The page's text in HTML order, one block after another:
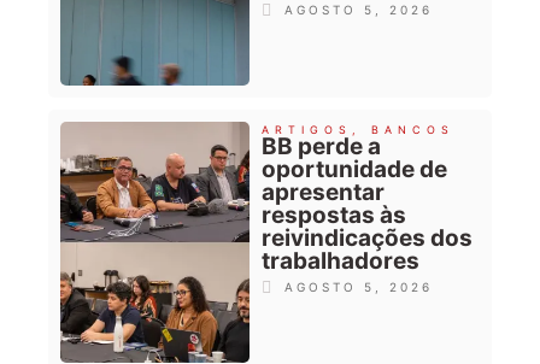
AGOSTO 5, 2026
ARTIGOS , BANCOS
BB perde a
oportunidade de
apresentar
respostas às
reivindicações dos
trabalhadores
AGOSTO 5, 2026